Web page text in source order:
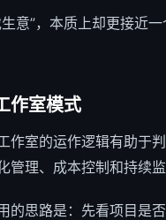
意”，本质上却更接近一
作室模式
作室的运作逻辑有助于
理、成本控制和持续
的思路是：先看项目是